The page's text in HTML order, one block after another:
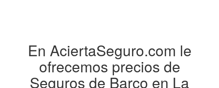
En AciertaSeguro.com le
ofrecemos precios de
Seguros de Barco en La